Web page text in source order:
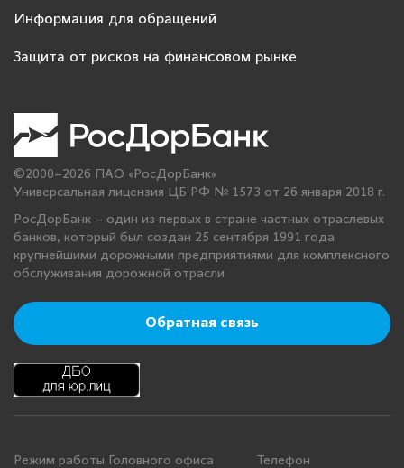
Информация для обращений
Защита от рисков на финансовом рынке
©2000–2026 ПАО «РосДорБанк»
Универсальная лицензия ЦБ РФ № 1573 от 26 января 2018 г.
РосДорБанк – один из первых в стране частных отраслевых
банков, который был создан 25 сентября 1991 года
крупнейшими дорожными предприятиями для комплексного
обслуживания дорожной отрасли
Обратная связь
Режим работы Головного офиса Телефон